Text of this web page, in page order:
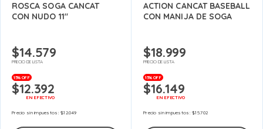
ROSCA SOGA CANCAT
CON NUDO 11″
$14.579
PRECIO DE LISTA
15% OFF
$12.392
EN EFECTIVO
Precio sin impuestos:$12.049
ACTION CANCAT BASEBALL
CON MANIJA DE SOGA
$18.999
PRECIO DE LISTA
15% OFF
$16.149
EN EFECTIVO
Precio sin impuestos:$15.702